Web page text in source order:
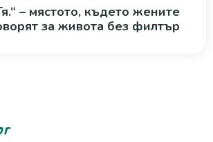
– мястото, където жените
за живота без филтър